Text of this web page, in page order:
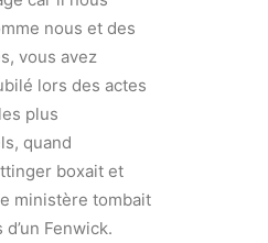
nous et des
vous avez
lors des actes
plus
quand
boxait et
ministère tombait
Fenwick.